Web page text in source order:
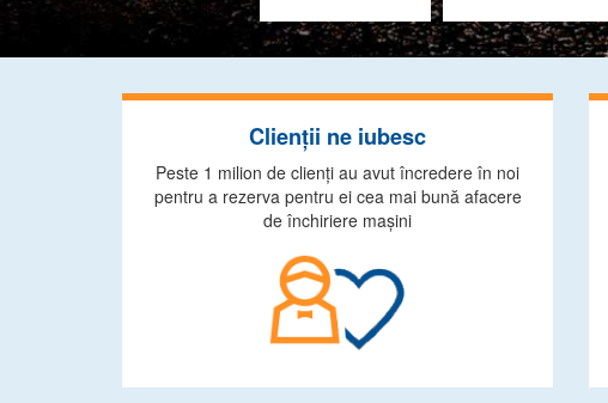
Clienţii ne iubesc
Peste 1 milion de clienţi au avut încredere în noi
pentru a rezerva pentru ei cea mai bună afacere
de închiriere maşini